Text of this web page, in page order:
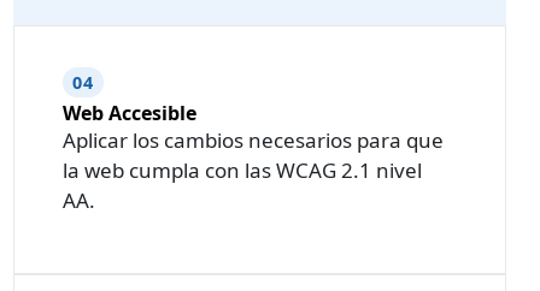
04
Web Accesible
Aplicar los cambios necesarios para que
la web cumpla con las WCAG 2.1 nivel
AA.